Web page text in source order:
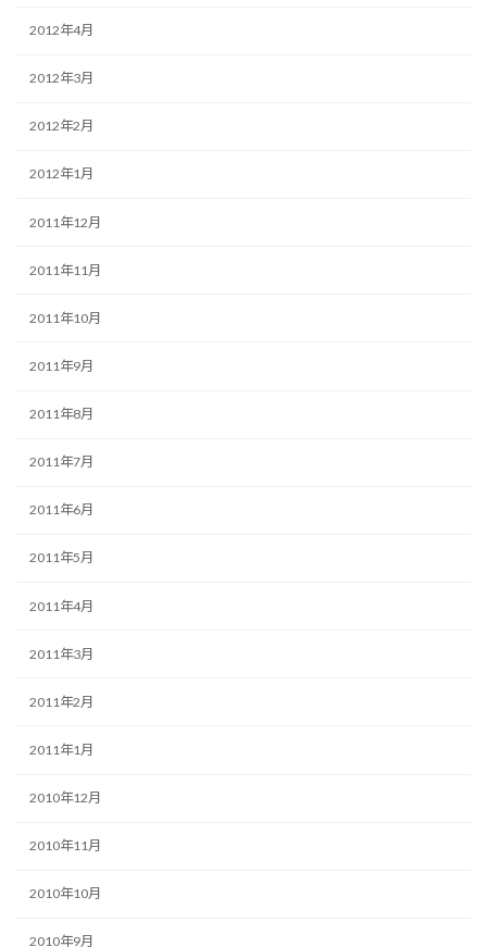
2012年4月
2012年3月
2012年2月
2012年1月
2011年12月
2011年11月
2011年10月
2011年9月
2011年8月
2011年7月
2011年6月
2011年5月
2011年4月
2011年3月
2011年2月
2011年1月
2010年12月
2010年11月
2010年10月
2010年9月